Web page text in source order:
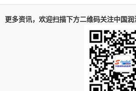
更多资讯，欢迎扫描下方二维码关注中国